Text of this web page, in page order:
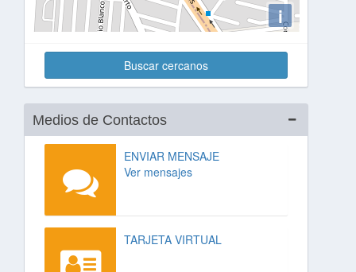
i
Buscar cercanos
Medios de Contactos
ENVIAR MENSAJE
Ver mensajes
TARJETA VIRTUAL